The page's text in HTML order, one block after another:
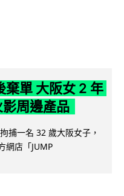
棄單 大阪女 2 年
周邊產品
捕一名 32 歲大阪女子，
網店「JUMP